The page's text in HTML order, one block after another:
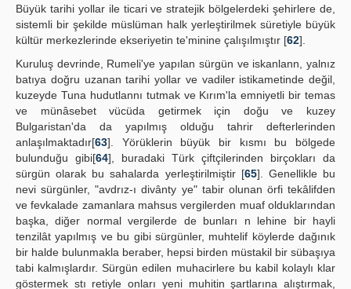
Büyük tarihi yollar ile ticari ve stratejik bölgelerdeki şehirlere de,
sistemli bir şekilde müslüman halk yerleştirilmek süretiyle büyük
kültür merkezlerinde ekseriyetin te'minine çalışılmıştır [62].
Kuruluş devrinde, Rumeli'ye yapılan sürgün ve iskanlann, yalnız
batıya doğru uzanan tarihi yollar ve vadiler istikametinde değil,
kuzeyde Tuna hudutlannı tutmak ve Kırım'la emniyetli bir temas
ve münâsebet vücüda getirmek için doğu ve kuzey
Bulgaristan'da da yapılmış olduğu tahrir defterlerinden
anlaşılmaktadır[63]. Yörüklerin büyük bir kısmı bu bölgede
bulunduğu gibi[64], buradaki Türk çiftçilerinden birçokları da
sürgün olarak bu sahalarda yerleştirilmiştir [65]. Genellikle bu
nevi sürgünler, "avdrız-ı divânty ye" tabir olunan örfi tekâlifden
ve fevkalade zamanlara mahsus vergilerden muaf olduklarından
başka, diğer normal vergilerde de bunları n lehine bir hayli
tenzilât yapılmış ve bu gibi sürgünler, muhtelif köylerde dağınık
bir halde bulunmakla beraber, hepsi birden müstakil bir sübaşıya
tabi kalmışlardır. Sürgün edilen muhacirlere bu kabil kolaylı klar
göstermek stı retiyle onları yeni muhitin şartlarına alıştırmak,